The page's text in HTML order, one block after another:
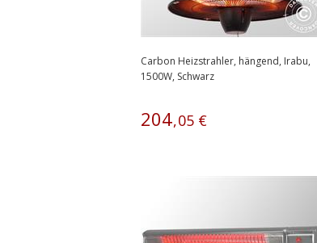
Carbon Heizstrahler, hängend, Irabu,
1500W, Schwarz
204,05 €